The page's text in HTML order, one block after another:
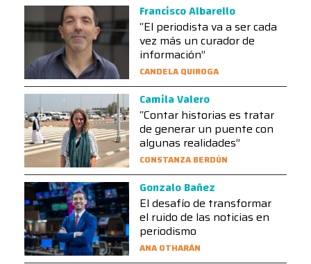
Francisco Albarello
“El periodista va a ser cada
vez más un curador de
información”
CANDELA QUIROGA
Camila Valero
“Contar historias es tratar
de generar un puente con
algunas realidades”
CONSTANZA BERDÚN
Gonzalo Bañez
El desafío de transformar
el ruido de las noticias en
periodismo
ANA OTHARÁN